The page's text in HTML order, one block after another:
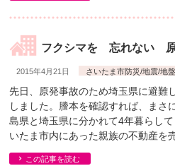
フクシマを 忘れない 原
2015年4月21日 さいたま市防災/地震/地盤
先日、原発事故のため埼玉県に避難
しました。謄本を確認すれば、まさ
島県と埼玉県に分かれて4年暮らし
いたま市内にあった親族の不動産を
この記事を読む